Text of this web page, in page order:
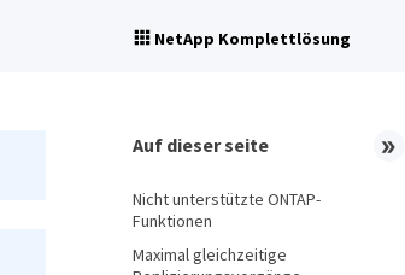
NetApp Komplettlösung
Auf dieser seite
Nicht unterstützte ONTAP-
Funktionen
Maximal gleichzeitige